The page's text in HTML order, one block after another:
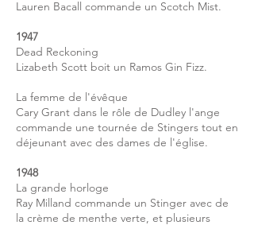
Lauren Bacall commande un Scotch Mist.
1947
Dead Reckoning
Lizabeth Scott boit un Ramos Gin Fizz.
La femme de l'évêque
Cary Grant dans le rôle de Dudley l'ange
commande une tournée de Stingers tout en
déjeunant avec des dames de l'église.
1948
La grande horloge
Ray Milland commande un Stinger avec de
la crème de menthe verte, et plusieurs